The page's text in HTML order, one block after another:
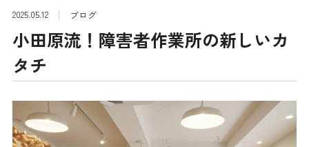
2025.05.12 ブログ
小田原流！障害者作業所の新しいカ
タチ